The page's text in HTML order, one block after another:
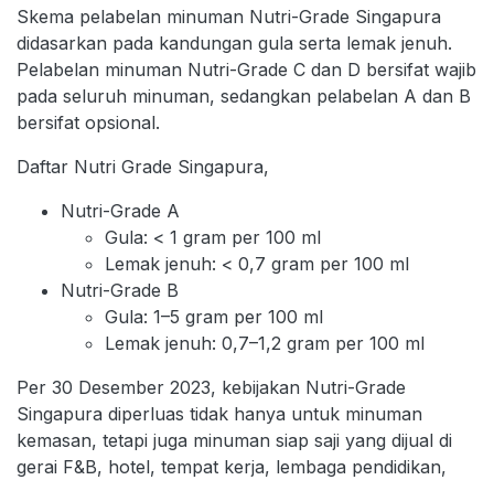
Skema pelabelan minuman Nutri-Grade Singapura
didasarkan pada kandungan gula serta lemak jenuh.
Pelabelan minuman Nutri-Grade C dan D bersifat wajib
pada seluruh minuman, sedangkan pelabelan A dan B
bersifat opsional.
Daftar Nutri Grade Singapura,
Nutri-Grade A
Gula: < 1 gram per 100 ml
Lemak jenuh: < 0,7 gram per 100 ml
Nutri-Grade B
Gula: 1–5 gram per 100 ml
Lemak jenuh: 0,7–1,2 gram per 100 ml
Per 30 Desember 2023, kebijakan Nutri-Grade
Singapura diperluas tidak hanya untuk minuman
kemasan, tetapi juga minuman siap saji yang dijual di
gerai F&B, hotel, tempat kerja, lembaga pendidikan,